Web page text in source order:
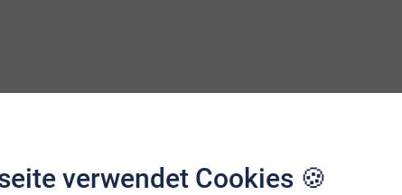
verwendet Cookies 🍪